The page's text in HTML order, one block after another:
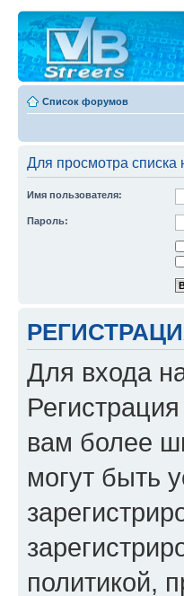
Список форумов
Для просмотра
Имя пользователя:
Пароль:
Для входа
вам более
могут быть
политикой,